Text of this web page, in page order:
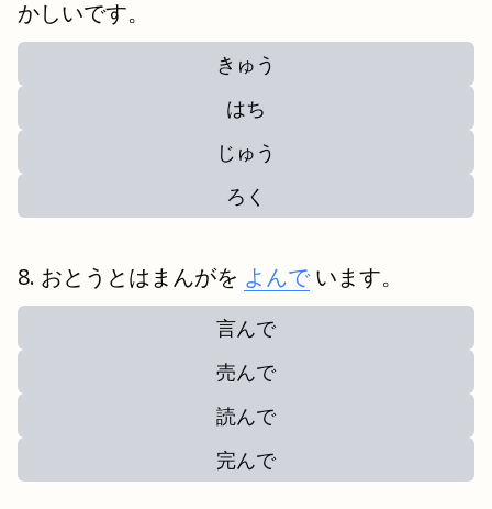
かしいです。
きゅう
はち
じゅう
ろく
おとうとはまんがを よんで います。
言んで
売んで
読んで
完んで